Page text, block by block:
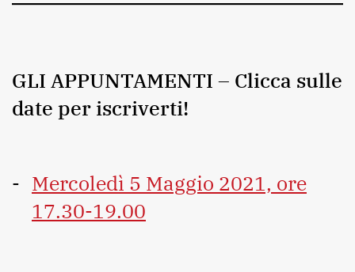
GLI APPUNTAMENTI – Clicca sulle
date per iscriverti!
Mercoledì 5 Maggio 2021, ore
17.30-19.00